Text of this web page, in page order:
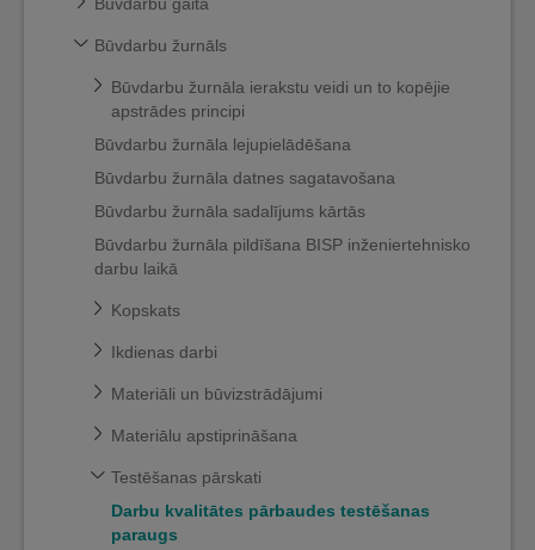
Būvdarbu žurnāls
Būvdarbu žurnāla ierakstu veidi un to kopējie
apstrādes principi
Būvdarbu žurnāla lejupielādēšana
Būvdarbu žurnāla datnes sagatavošana
Būvdarbu žurnāla sadalījums kārtās
Būvdarbu žurnāla pildīšana BISP inženiertehnisko
darbu laikā
Kopskats
Ikdienas darbi
Materiāli un būvizstrādājumi
Materiālu apstiprināšana
Testēšanas pārskati
Darbu kvalitātes pārbaudes testēšanas
paraugs